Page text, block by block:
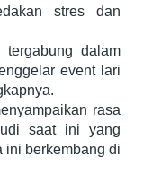
stres dan
tergabung dalam
event lari
rasa
saat ini yang
ini berkembang di